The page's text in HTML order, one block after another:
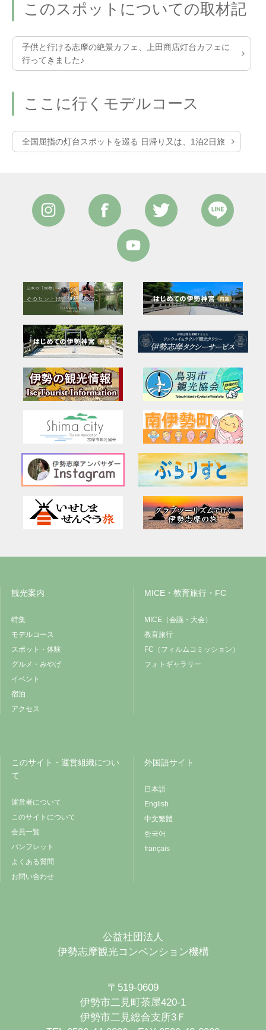
このスポットについての取材記
子供と行ける志摩の絶景カフェ、上田商店灯台カフェに
行ってきました♪
ここに行くモデルコース
全国屈指の灯台スポットを巡る 日帰り又は、1泊2日旅
観光案内
特集
モデルコース
スポット・体験
グルメ・みやげ
イベント
宿泊
アクセス
MICE・教育旅行・FC
MICE（会議・大会）
教育旅行
FC（フィルムコミッション）
フォトギャラリー
このサイト・運営組織につい
て
運営者について
このサイトについて
会員一覧
パンフレット
よくある質問
お問い合わせ
外国語サイト
日本語
English
中文繁體
한국어
français
公益社団法人
伊勢志摩観光コンベンション機構
〒519-0609
伊勢市二見町茶屋420-1
伊勢市二見総合支所3Ｆ